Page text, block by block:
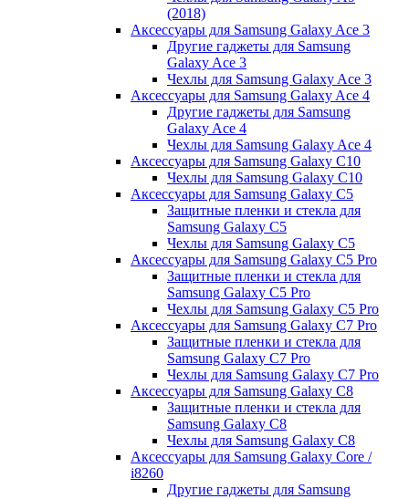
(2018)
Аксессуары для Samsung Galaxy Ace 3
Другие гаджеты для Samsung
Galaxy Ace 3
Чехлы для Samsung Galaxy Ace 3
Аксессуары для Samsung Galaxy Ace 4
Другие гаджеты для Samsung
Galaxy Ace 4
Чехлы для Samsung Galaxy Ace 4
Аксессуары для Samsung Galaxy C10
Чехлы для Samsung Galaxy C10
Аксессуары для Samsung Galaxy C5
Защитные пленки и стекла для
Samsung Galaxy C5
Чехлы для Samsung Galaxy C5
Аксессуары для Samsung Galaxy C5 Pro
Защитные пленки и стекла для
Samsung Galaxy C5 Pro
Чехлы для Samsung Galaxy C5 Pro
Аксессуары для Samsung Galaxy C7 Pro
Защитные пленки и стекла для
Samsung Galaxy C7 Pro
Чехлы для Samsung Galaxy C7 Pro
Аксессуары для Samsung Galaxy C8
Защитные пленки и стекла для
Samsung Galaxy C8
Чехлы для Samsung Galaxy C8
Аксессуары для Samsung Galaxy Core /
i8260
Другие гаджеты для Samsung